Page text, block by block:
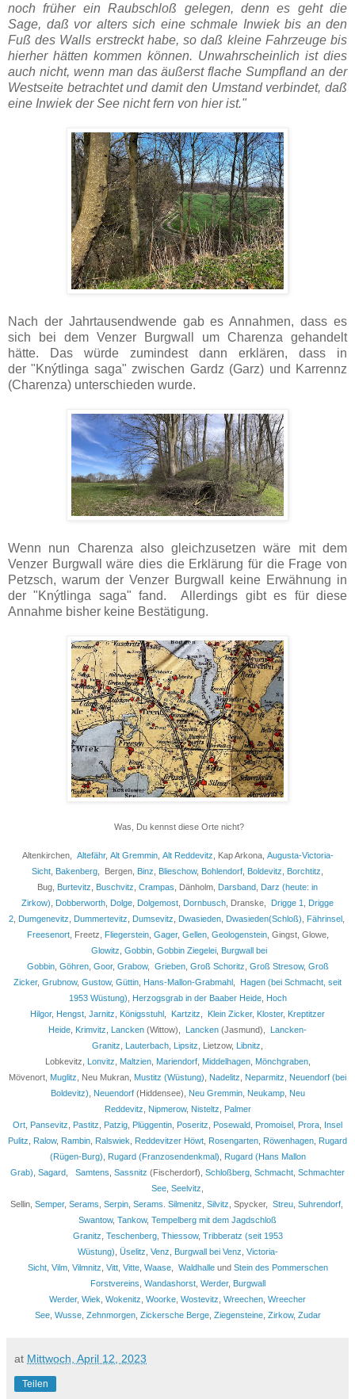
noch früher ein Raubschloß gelegen, denn es geht die
Sage, daß vor alters sich eine schmale Inwiek bis an den
Fuß des Walls erstreckt habe, so daß kleine Fahrzeuge bis
hierher hätten kommen können. Unwahrscheinlich ist dies
auch nicht, wenn man das äußerst flache Sumpfland an der
Westseite betrachtet und damit den Umstand verbindet, daß
eine Inwiek der See nicht fern von hier ist."
Nach der Jahrtausendwende gab es Annahmen, dass es
sich bei dem Venzer Burgwall um Charenza gehandelt
hätte. Das würde zumindest dann erklären, dass in
der"Knýtlinga saga" zwischen Gardz (Garz) und Karrennz
(Charenza) unterschieden wurde.
Wenn nun Charenza also gleichzusetzen wäre mit dem
Venzer Burgwall wäre dies die Erklärung für die Frage von
Petzsch, warum der Venzer Burgwall keine Erwähnung in
der"Knýtlinga saga" fand. Allerdings gibt es für diese
Annahme bisher keine Bestätigung.
Was, Du kennst diese Orte nicht?
Altenkirchen, Altefähr, Alt Gremmin, Alt Reddevitz , Kap Arkona, Augusta-Victoria-
Sicht Bakenberg , Bergen, Binz Blieschow, Bohlendorf Boldevitz Borchtitz
Bug, Burtevitz Buschvitz Crampas , Dänholm, Darsband Darz (heute: in
Zirkow)
Dobberworth Dolge Dolgemost Dornbusch , Dranske, Drigge 1
Drigge
2, Dumgenevitz Dummertevitz Dumsevitz Dwasieden, Dwasieden(Schloß) Fährinsel,
Freesenort, Freetz, Fliegerstein, Gager, Gellen, Geologenstein, Gingst, Glowe,
Glowitz Gobbin, Gobbin Ziegelei, Burgwall bei
Gobbin, Göhren, Goor, Grabow, Grieben, Groß Schoritz Groß Stresow, Groß
Zicker, Grubnow, Gustow, Güttin Hans-Mallon-Grabmahl
Hagen (bei Schmacht, seit
1953 Wüstung)
Herzogsgrab in der Baaber Heide, Hoch
Hilgor, Hengst Jarnitz Königsstuhl Kartzitz Klein Zicker, Kloster, Kreptitzer
Heide Krimvitz Lancken (Wittow), Lancken (Jasmund), Lancken-
Granitz
Lauterbach Lipsitz , Lietzow, Libnitz
Lobkevitz,
Lonvitz Maltzien, Mariendorf, Middelhagen, Mönchgraben,
Mövenort, Muglitz , Neu Mukran, Mustitz (Wüstung) Nadelitz Neparmitz
Neuendorf (bei
Boldevitz)
Neuendorf(Hiddensee), Neu Gremmin, Neukamp, Neu
Reddevitz
Nipmerow, Nisteltz
Palmer
Ort Pansevitz Pastitz Patzig Plüggentin Poseritz Posewald Promoisel Prora Insel
Pulitz
Ralow, Rambin Ralswiek Reddevitzer Höwt Rosengarten Röwenhagen Rugard
(Rügen-Burg)
Rugard (Franzosendenkmal)
Rugard (Hans Mallon
Grab) Sagard Samtens Sassnitz (Fischerdorf), Schloßberg Schmacht Schmachter
See Seelvitz
Sellin, Semper, Serams Serpin, Serams Silmenitz Silvitz , Spycker, Streu, Suhrendorf,
Swantow, Tankow, Tempelberg mit dem Jagdschloß
Granitz Teschenberg, Thiessow, Tribberatz (seit 1953
Wüstung) Üselitz Venz Burgwall bei Venz Victoria-
Sicht, Vilm, Vilmnitz Vitt, Vitte, Waase, Waldhalleund Stein des Pommerschen
Forstvereins Wandashorst, Werder, Burgwall
Werder, Wiek Wokenitz Woorke Wostevitz Wreechen Wreecher
See, Wusse, Zehnmorgen, Zickersche Berge, Ziegensteine, Zirkow, Zudar
at Mittwoch, April 12, 2023
Teilen